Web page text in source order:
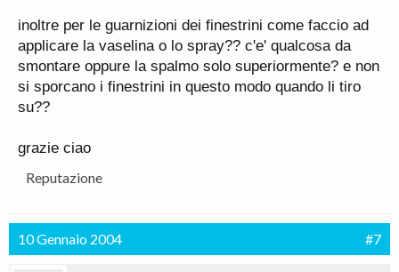
inoltre per le guarnizioni dei finestrini come faccio ad
applicare la vaselina o lo spray?? c'e' qualcosa da
smontare oppure la spalmo solo superiormente? e non
si sporcano i finestrini in questo modo quando li tiro
su??
grazie ciao
Reputazione
10 Gennaio 2004 #7